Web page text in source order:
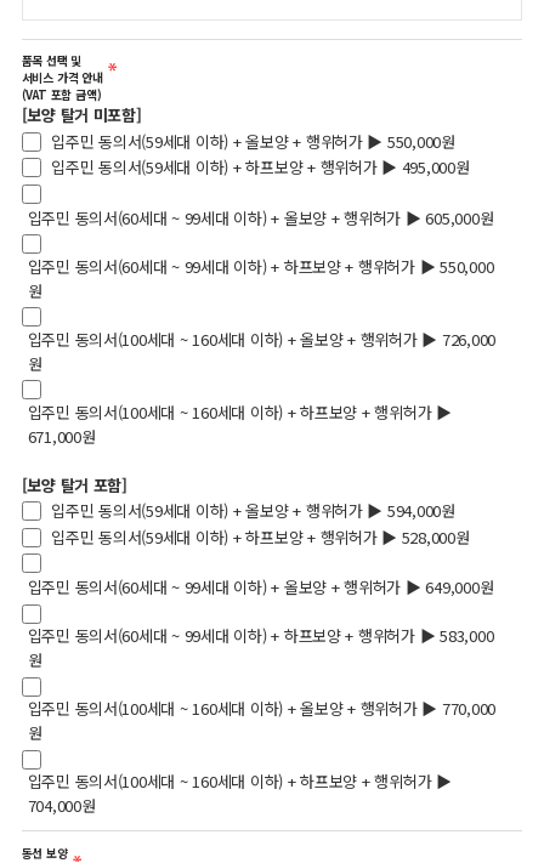
품목 선택 및
서비스 가격 안내
(VAT 포함 금액)
[보양 탈거 미포함]
입주민 동의서(59세대 이하) + 올보양 + 행위허가 ▶ 550,000원
입주민 동의서(59세대 이하) + 하프보양 + 행위허가 ▶ 495,000원
입주민 동의서(60세대 ~ 99세대 이하) + 올보양 + 행위허가 ▶ 605,000원
입주민 동의서(60세대 ~ 99세대 이하) + 하프보양 + 행위허가 ▶ 550,000
원
입주민 동의서(100세대 ~ 160세대 이하) + 올보양 + 행위허가 ▶ 726,000
원
입주민 동의서(100세대 ~ 160세대 이하) + 하프보양 + 행위허가 ▶
671,000원
[보양 탈거 포함]
입주민 동의서(59세대 이하) + 올보양 + 행위허가 ▶ 594,000원
입주민 동의서(59세대 이하) + 하프보양 + 행위허가 ▶ 528,000원
입주민 동의서(60세대 ~ 99세대 이하) + 올보양 + 행위허가 ▶ 649,000원
입주민 동의서(60세대 ~ 99세대 이하) + 하프보양 + 행위허가 ▶ 583,000
원
입주민 동의서(100세대 ~ 160세대 이하) + 올보양 + 행위허가 ▶ 770,000
원
입주민 동의서(100세대 ~ 160세대 이하) + 하프보양 + 행위허가 ▶
704,000원
동선 보양